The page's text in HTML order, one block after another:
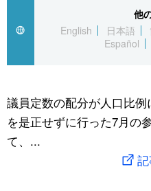
国際
文化
アーカイブ
Japan Data
動画/Live
スポーツ・東京2020
他
English
日本語
Español
議員定数の配分が人口比例
を是正せずに行った7月の
て、...